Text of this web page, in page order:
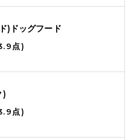
)ドッグフード
点)
)
点)